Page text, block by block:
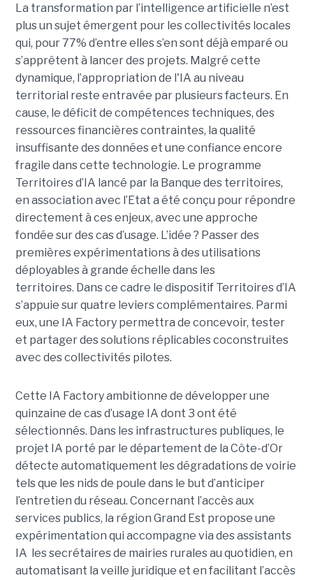
La transformation par l’intelligence artificielle n’est
plus un sujet émergent pour les collectivités locales
qui, pour 77% d’entre elles s’en sont déjà emparé ou
s’apprêtent à lancer des projets. Malgré cette
dynamique, l’appropriation de l'IA au niveau
territorial reste entravée par plusieurs facteurs. En
cause, le déficit de compétences techniques, des
ressources financières contraintes, la qualité
insuffisante des données et une confiance encore
fragile dans cette technologie. Le programme
Territoires d’IA lancé par la Banque des territoires,
en association avec l’Etat a été conçu pour répondre
directement à ces enjeux, avec une approche
fondée sur des cas d’usage. L’idée ? Passer des
premières expérimentations à des utilisations
déployables à grande échelle dans les
territoires. Dans ce cadre le dispositif Territoires d’IA
s’appuie sur quatre leviers complémentaires. Parmi
eux, une IA Factory permettra de concevoir, tester
et partager des solutions réplicables coconstruites
avec des collectivités pilotes.
Cette IA Factory ambitionne de développer une
quinzaine de cas d’usage IA dont 3 ont été
sélectionnés. Dans les infrastructures publiques, le
projet IA porté par le département de la Côte-d’Or
détecte automatiquement les dégradations de voirie
tels que les nids de poule dans le but d’anticiper
l’entretien du réseau. Concernant l’accès aux
services publics, la région Grand Est propose une
expérimentation qui accompagne via des assistants
IA les secrétaires de mairies rurales au quotidien, en
automatisant la veille juridique et en facilitant l’accès